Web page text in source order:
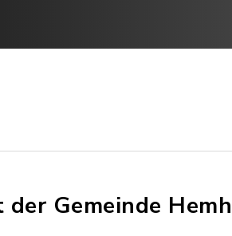
Gemeinde